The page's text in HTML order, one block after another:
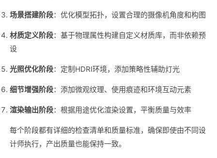
场景搭建阶段：优化模型拓扑，设置合理的摄像机角度和构图
材质定义阶段：基于物理属性构建自定义材质库，而非依赖预
设
光照优化阶段：定制HDRI环境，添加策略性辅助灯光
细节增强阶段：添加微观纹理、使用痕迹和环境互动元素
渲染输出阶段：根据用途优化渲染设置，平衡质量与效率
每个阶段都有详细的检查清单和质量标准，确保即使由不同设
计师执行，产出质量也能保持一致。